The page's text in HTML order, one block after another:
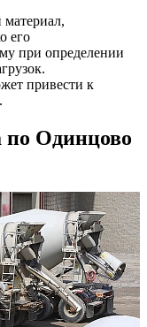
его
при определении
привести к
по Одинцово